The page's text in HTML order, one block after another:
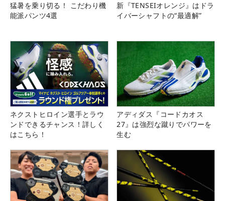
猛暑を乗り切る！ こだわり機
能派パンツ4選
新『TENSEIオレンジ』はドラ
イバーシャフトの“最適解”
ネクストヒロイン選手とラウ
ンドできるチャンス！詳しく
はこちら！
アディダス『コードカオス
27』は強烈な蹴りでパワーを
生む